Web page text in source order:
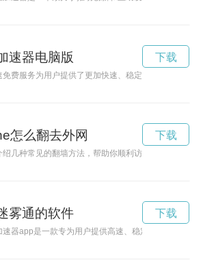
速器电脑版
免费服务为用户提供了更加快速、稳定的网络连接，
下载
怎么翻去外网
绍几种常见的翻墙方法，帮助你顺利访问外墙网站，享
下载
雾通的软件
速器app是一款专为用户提供高速、稳定网络加速服
下载